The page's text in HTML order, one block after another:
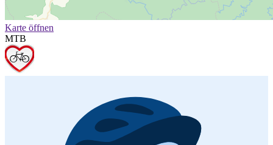
Karte öffnen
MTB